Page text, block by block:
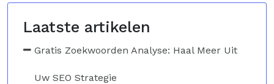
Laatste artikelen
Gratis Zoekwoorden Analyse: Haal Meer Uit
Uw SEO Strategie